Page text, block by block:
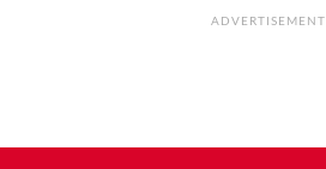
ADVERTISEMENT